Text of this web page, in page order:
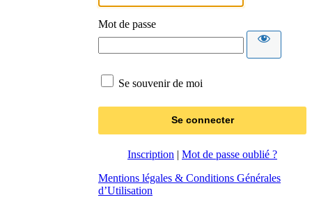
Mot de passe
Se souvenir de moi
Inscription | Mot de passe oublié ?
Mentions légales & Conditions Générales
d’Utilisation